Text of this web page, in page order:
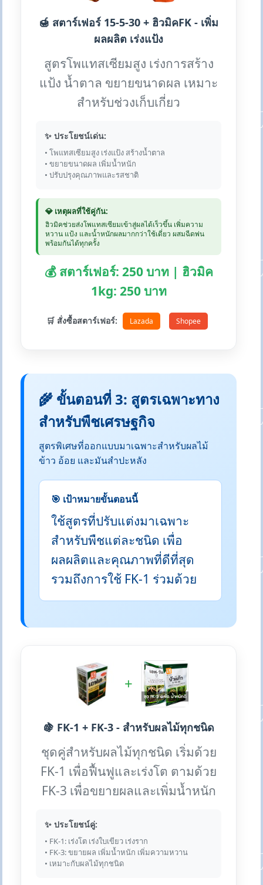
🍯 สตาร์เฟอร์ 15-5-30 + ฮิวมิคFK - เพิ่ม
ผลผลิต เร่งแป้ง
สูตรโพแทสเซียมสูง เร่งการสร้าง
แป้ง น้ำตาล ขยายขนาดผล เหมาะ
สำหรับช่วงเก็บเกี่ยว
✨ ประโยชน์เด่น:
• โพแทสเซียมสูง เร่งแป้ง สร้างน้ำตาล
• ขยายขนาดผล เพิ่มน้ำหนัก
• ปรับปรุงคุณภาพและรสชาติ
💎 เหตุผลที่ใช้คู่กัน:
ฮิวมิคช่วยส่งโพแทสเซียมเข้าสู่ผลได้เร็วขึ้น เพิ่มความ
หวาน แป้ง และน้ำหนักผลมากกว่าใช้เดี่ยว ผสมฉีดพ่น
พร้อมกันได้ทุกครั้ง
💰 สตาร์เฟอร์: 250 บาท | ฮิวมิค
1kg: 250 บาท
🛒 สั่งซื้อสตาร์เฟอร์: Lazada Shopee
🌾 ขั้นตอนที่ 3: สูตรเฉพาะทาง
สำหรับพืชเศรษฐกิจ
สูตรพิเศษที่ออกแบบมาเฉพาะสำหรับผลไม้
ข้าว อ้อย และมันสำปะหลัง
🎯 เป้าหมายขั้นตอนนี้
ใช้สูตรที่ปรับแต่งมาเฉพาะ
สำหรับพืชแต่ละชนิด เพื่อ
ผลผลิตและคุณภาพที่ดีที่สุด
รวมถึงการใช้ FK-1 ร่วมด้วย
+
🍇 FK-1 + FK-3 - สำหรับผลไม้ทุกชนิด
ชุดคู่สำหรับผลไม้ทุกชนิด เริ่มด้วย
FK-1 เพื่อฟื้นฟูและเร่งโต ตามด้วย
FK-3 เพื่อขยายผลและเพิ่มน้ำหนัก
✨ ประโยชน์คู่:
• FK-1: เร่งโต เร่งใบเขียว เร่งราก
• FK-3: ขยายผล เพิ่มน้ำหนัก เพิ่มความหวาน
• เหมาะกับผลไม้ทุกชนิด